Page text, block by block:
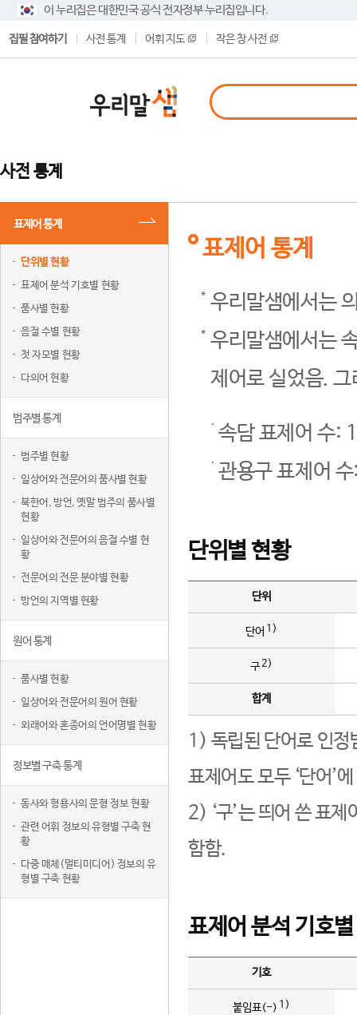
이 누리집은 대한민국 공식 전자정부 누리집입니다.
집필 참여하기 사전 통계 어휘 지도 작은 창 사전
사전 통계
표제어 통계
단위별 현황
표제어 분석 기호별 현황
품사별 현황
음절 수별 현황
첫 자모별 현황
다의어 현황
범주별 통계
범주별 현황
일상어와 전문어의 품사별 현황
북한어, 방언, 옛말 범주의 품사별
현황
일상어와 전문어의 음절 수별 현
황
전문어의 전문 분야별 현황
방언의 지역별 현황
원어 통계
품사별 현황
일상어와 전문어의 원어 현황
외래어와 혼종어의 언어명별 현황
정보별 구축 통계
동사와 형용사의 문형 정보 현황
관련 어휘 정보의 유형별 구축 현
황
다중 매체(멀티미디어) 정보의 유
형별 구축 현황
표제어 통계
우리말샘에서는
우리말샘에서는
제어로 실었음.
속담 표제어 수:
관용구 표제어
단위별 현황
단위
단어 1)
구2)
합계
1) 독립된 단어로 인정
표제어도 모두 ‘단어’
2) ‘구’는 띄어 쓴 표
함함.
표제어 분석 기호
기호
붙임표(-) 1)